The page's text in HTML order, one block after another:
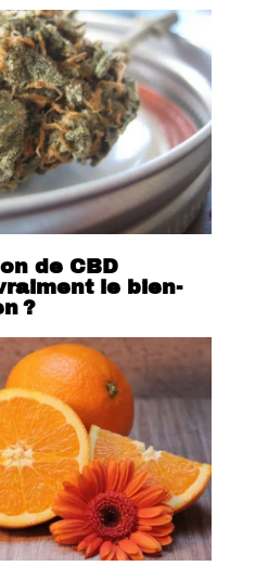
de CBD
le bien-
?